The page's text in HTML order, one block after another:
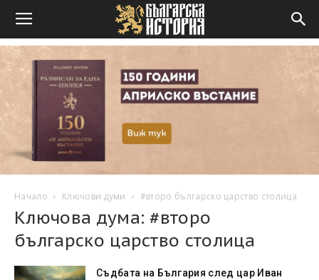
Начало Ключови думи #второ българско царство столица
Ключова дума: #второ
българско царство столица
Съдбата на България след цар Иван